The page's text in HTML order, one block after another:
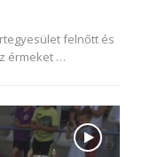
felnőtt és
érmeket …